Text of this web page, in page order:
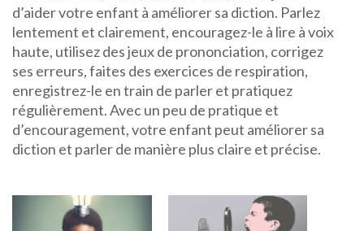
d’aider votre enfant à améliorer sa diction. Parlez
lentement et clairement, encouragez-le à lire à voix
haute, utilisez des jeux de prononciation, corrigez
ses erreurs, faites des exercices de respiration,
enregistrez-le en train de parler et pratiquez
régulièrement. Avec un peu de pratique et
d’encouragement, votre enfant peut améliorer sa
diction et parler de manière plus claire et précise.